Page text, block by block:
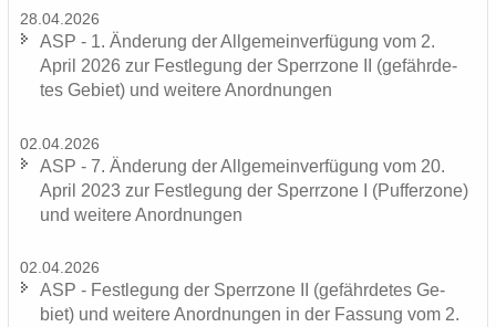
28.04.2026
ASP - 1. Än­de­rung der All­ge­mein­ver­fü­gung vom 2.
April 2026 zur Fest­le­gung der Sperr­zo­ne II (ge­fähr­de­
tes Ge­biet) und wei­te­re An­ord­nun­gen
02.04.2026
ASP - 7. Än­de­rung der All­ge­mein­ver­fü­gung vom 20.
April 2023 zur Fest­le­gung der Sperr­zo­ne I (Puf­fer­zo­ne)
und wei­te­re An­ord­nun­gen
02.04.2026
ASP - Fest­le­gung der Sperr­zo­ne II (ge­fähr­de­tes Ge­
biet) und wei­te­re An­ord­nun­gen in der Fas­sung vom 2.